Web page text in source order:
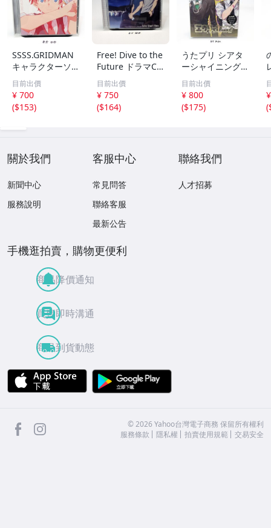
SSSS.GRIDMAN
キャラクターソン
グ1 ONLY I CAN/
ウルトラセオリー
響裕太 内海将 CD
目立った傷や汚れ
目前出價
¥ 700
($153)
Free! Dive to the
Future ドラマCD
Extra Short Film
s 七瀬遙 松岡凛
目立った傷や汚れ
なし
目前出價
¥ 750
($164)
うたプリ シアタ
ーシャイニング
エヴリィBudd
y！ 初回生産限定
盤 CD QECB-910
71
目前出價
¥ 800
($175)
(
關於我們
新聞中心
服務說明
客服中心
常見問答
聯絡客服
最新公告
聯絡我們
人才招募
手機逛拍賣，購物更便利
商品降價通知
買賣即時溝通
商品到貨動態
APP Store
facebook ©2026 Yahoo台灣電子商務 保留所有權利
服務條款
隱私權 拍賣使用規範 交易安全